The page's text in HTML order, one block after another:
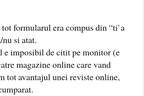
formularul era compus din “ti`a
nu si atat.
e imposibil de citit pe monitor (e
magazine online care vand
tot avantajul unei reviste online,